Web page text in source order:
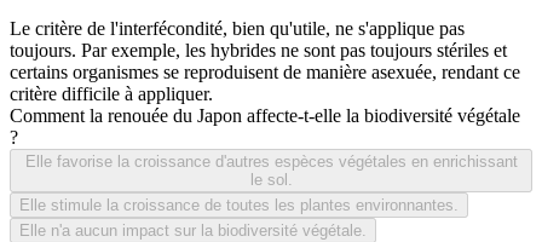
Le critère de l'interfécondité, bien qu'utile, ne s'applique pas
toujours. Par exemple, les hybrides ne sont pas toujours stériles et
certains organismes se reproduisent de manière asexuée, rendant ce
critère difficile à appliquer.
Comment la renouée du Japon affecte-t-elle la biodiversité végétale
?
Elle favorise la croissance d'autres espèces végétales en enrichissant
le sol.
Elle stimule la croissance de toutes les plantes environnantes.
Elle n'a aucun impact sur la biodiversité végétale.